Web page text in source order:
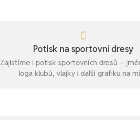
Potisk na sportovní dresy
Zajistíme i potisk sportovních dresů –
loga klubů, vlajky i další grafiku na